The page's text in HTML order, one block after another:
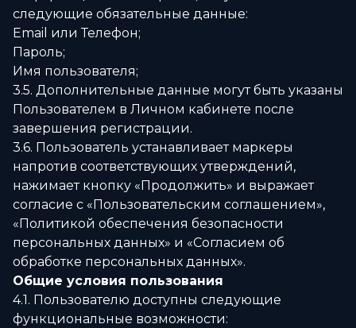
следующие обязательные данные:
Email или Телефон;
Пароль;
Имя пользователя;
3.5. Дополнительные данные могут быть указаны
Пользователем в Личном кабинете после
завершения регистрации.
3.6. Пользователь устанавливает маркеры
напротив соответствующих утверждений,
нажимает кнопку «Продолжить» и выражает
согласие с «Пользовательским соглашением»,
«Политикой обеспечения безопасности
персональных данных» и «Согласием об
обработке персональных данных».
Общие условия пользования
4.1. Пользователю доступны следующие
функциональные возможности: